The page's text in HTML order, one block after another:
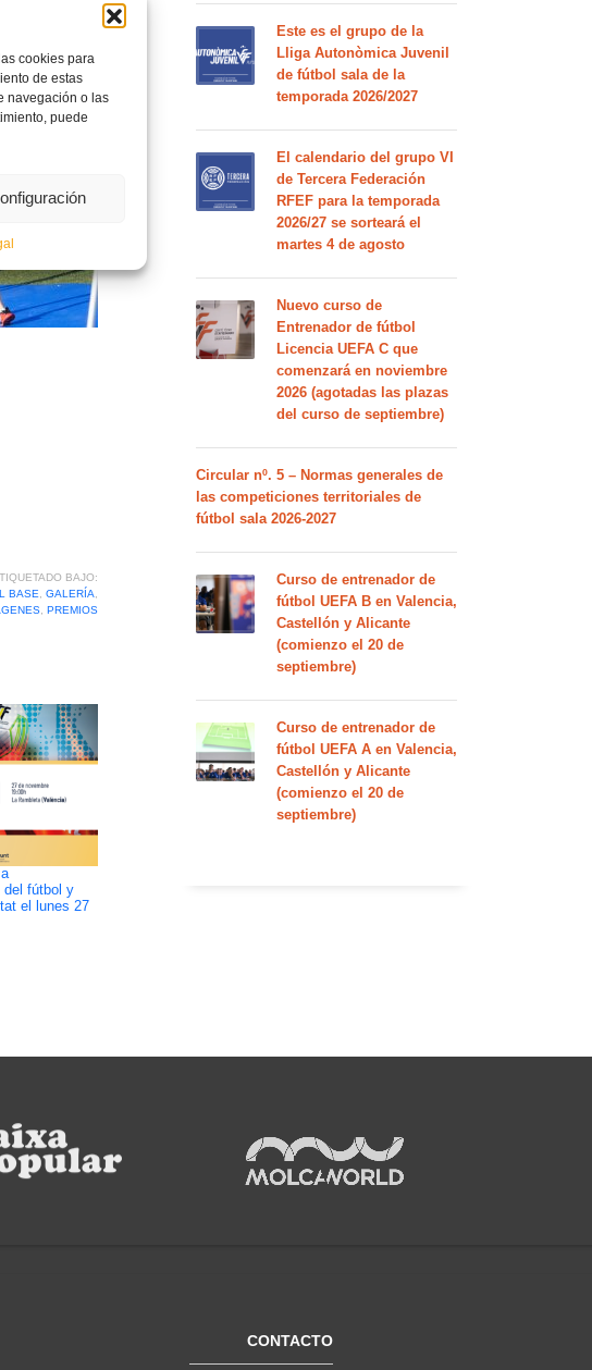
cookies para
de estas
navegación o las
puede
BAJO:
BASE GALERÍA
, PREMIOS
del fútbol y
el lunes 27
Este es el grupo de la
Lliga Autonòmica Juvenil
de fútbol sala de la
temporada 2026/2027
El calendario del grupo VI
de Tercera Federación
RFEF para la temporada
2026/27 se sorteará el
martes 4 de agosto
Nuevo curso de
Entrenador de fútbol
Licencia UEFA C que
comenzará en noviembre
2026 (agotadas las plazas
del curso de septiembre)
Circular nº. 5 – Normas generales de
las competiciones territoriales de
fútbol sala 2026-2027
Curso de entrenador de
fútbol UEFA B en Valencia,
Castellón y Alicante
(comienzo el 20 de
septiembre)
Curso de entrenador de
fútbol UEFA A en Valencia,
Castellón y Alicante
(comienzo el 20 de
septiembre)
CONTACTO